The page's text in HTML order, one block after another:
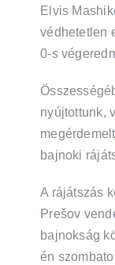
Elvis
védhetetlen
0-s
nyújtottunk,
bajnoki
A rájátszás
Prešov
bajnokság
én